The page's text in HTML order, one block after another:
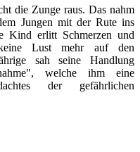
die Zunge raus. Das nahm
Jungen mit der Rute ins
Kind erlitt Schmerzen und
Lust mehr auf den
sah seine Handlung
welche ihm eine
der gefährlichen